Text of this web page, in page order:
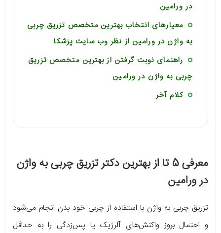
در ورامین
معیارهای انتخاب بهترین متخصص تزریق چربی
به واژن در ورامین از نظر وب سایت پزشکا
راهنمای نوبت گرفتن از بهترین متخصص تزریق
چربی به واژن در ورامین
کلام آخر
معرفی 5 تا از بهترین دکتر تزریق چربی به واژن
در ورامین
تزریق چربی به واژن با استفاده از چربی خود بدن انجام می‌شود
و احتمال بروز واکنش‌های آلرژیک یا پس‌زدگی را به حداقل